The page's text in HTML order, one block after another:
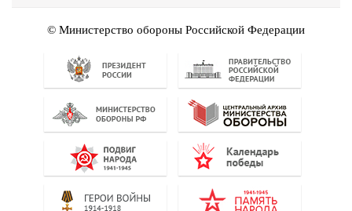
© Министерство обороны Российской Федерации